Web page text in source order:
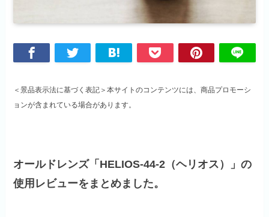
＜景品表示法に基づく表記＞本サイトのコンテンツには、商品プロモーシ
ョンが含まれている場合があります。
オールドレンズ「HELIOS-44-2（ヘリオス）」の
使用レビューをまとめました。